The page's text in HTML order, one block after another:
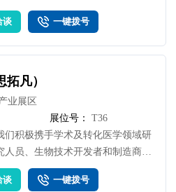
盖贴、艾灸贴、小儿贴、膏药托、
医疗水平。
谈 一键拨号
凡）
业展区
展位号：
T36
们积极携手学术及转化医学领域研
人员、生物技术开发者和制造商，
注于生物药物、细胞和基因疗法以
以mRNA为代表的一系列创新技术
谈 一键拨号